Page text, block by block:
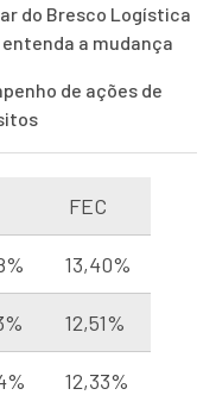
do Bresco Logística
entenda a mudança
de ações de
FEC
13,40%
12,51%
12,33%